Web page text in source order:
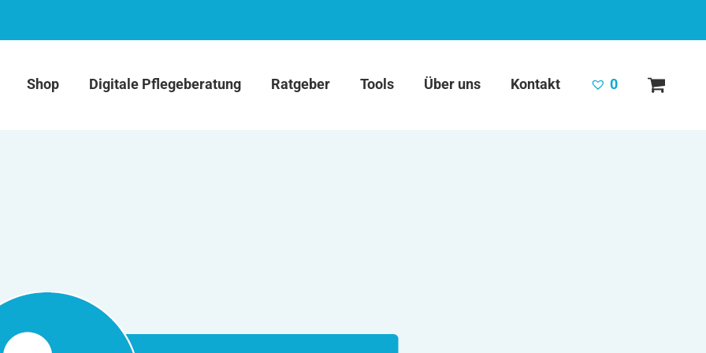
Shop Digitale Pflegeberatung Ratgeber Tools Über uns Kontakt 0